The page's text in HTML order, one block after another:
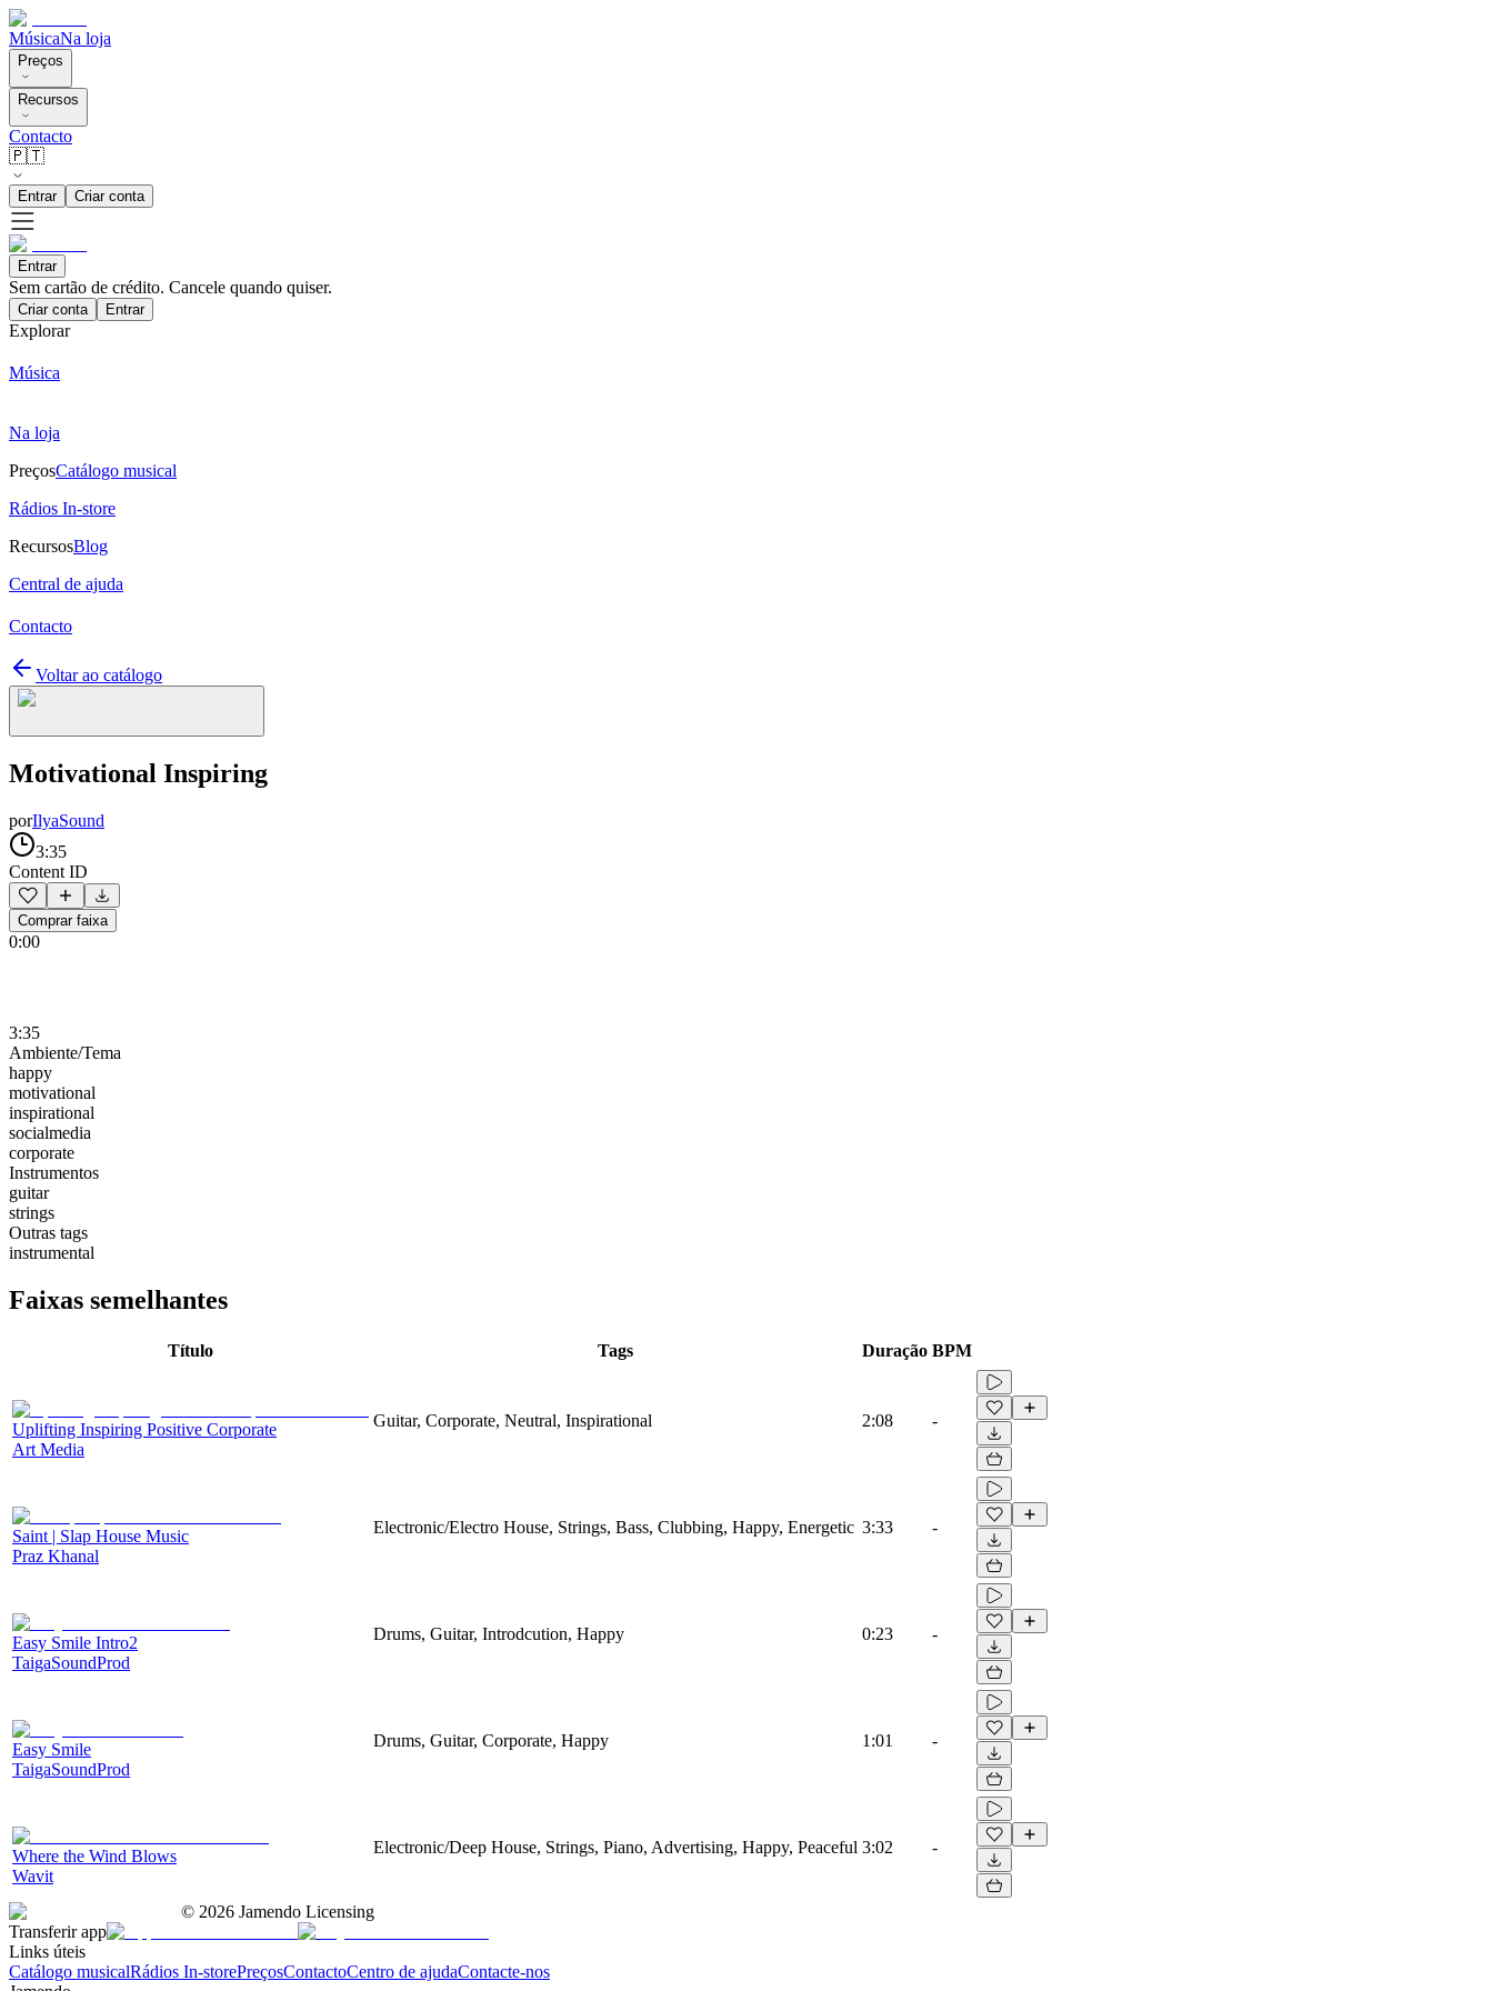
MúsicaNa loja
Preços
Recursos
Contacto
🇵🇹
Entrar Criar conta
Entrar
Sem cartão de crédito. Cancele quando quiser.
Criar conta Entrar
Explorar
Música
Na loja
PreçosCatálogo musical
Rádios In-store
RecursosBlog
Central de ajuda
Contacto
Voltar ao catálogo
Motivational Inspiring
porIlyaSound
3:35
Content ID
Comprar faixa
0:00
3:35
Ambiente/Tema
happy
motivational
inspirational
socialmedia
corporate
Instrumentos
guitar
strings
Outras tags
instrumental
Faixas semelhantes
Título Tags Duração BPM
Uplifting Inspiring Positive Corporate
Art Media
Guitar, Corporate, Neutral, Inspirational 2:08 -
Saint | Slap House Music
Praz Khanal
Electronic/Electro House, Strings, Bass, Clubbing, Happy, Energetic 3:33 -
Easy Smile Intro2
TaigaSoundProd
Drums, Guitar, Introdcution, Happy 0:23 -
Easy Smile
TaigaSoundProd
Drums, Guitar, Corporate, Happy 1:01 -
Where the Wind Blows
Wavit
Electronic/Deep House, Strings, Piano, Advertising, Happy, Peaceful 3:02 -
© 2026 Jamendo Licensing
Transferir app
Links úteis
Catálogo musicalRádios In-storePreçosContactoCentro de ajudaContacte-nos